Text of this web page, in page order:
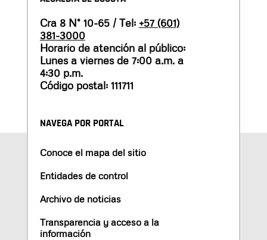
Cra 8 N° 10-65 / Tel: +57 (601)
381-3000
Horario de atención al público:
Lunes a viernes de 7:00 a.m. a
4:30 p.m.
Código postal: 111711
NAVEGA POR PORTAL
Conoce el mapa del sitio
Entidades de control
Archivo de noticias
Transparencia y acceso a la
información